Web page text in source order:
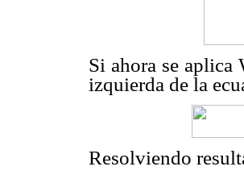
Si ahora se aplica
izquierda de la
Resolviendo